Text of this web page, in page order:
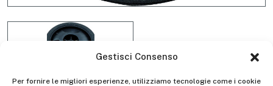
Gestisci Consenso
Per fornire le migliori esperienze, utilizziamo tecnologie come i cookie